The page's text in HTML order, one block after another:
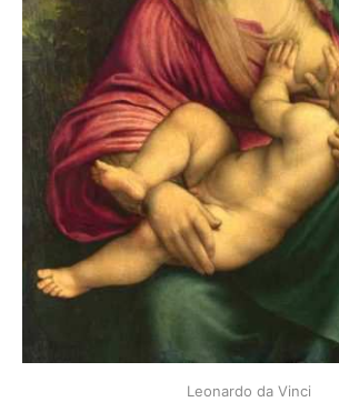
Leonardo da Vinci